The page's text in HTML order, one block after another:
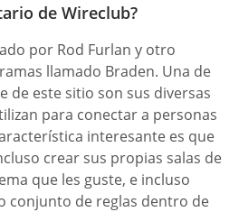
de Wireclub?
por Rod Furlan y otro
llamado Braden. Una de
de este sitio son sus diversas
para conectar a personas
interesante es que
crear sus propias salas de
que les guste, e incluso
conjunto de reglas dentro de